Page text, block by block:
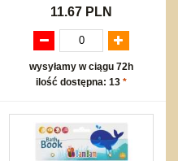
11.67 PLN
wysyłamy w ciągu 72h
ilość dostępna: 13 *